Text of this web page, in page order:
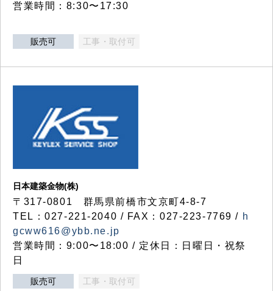
営業時間：8:30〜17:30
販売可 工事・取付可
日本建築金物(株)
〒317‐0801 群馬県前橋市文京町4-8-7
TEL：027-221-2040 / FAX：027-223-7769 / h
gcww616@ybb.ne.jp
営業時間：9:00〜18:00 / 定休日：日曜日・祝祭
日
販売可 工事・取付可